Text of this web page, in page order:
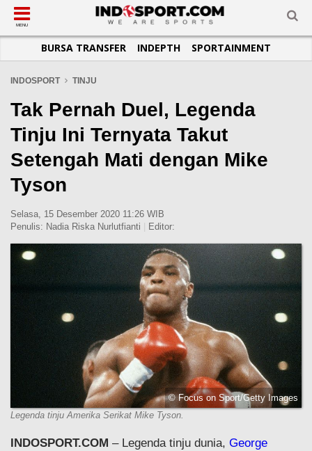
SUB-MENU
SEPAKBOLA
LIGA INGGRIS
LIGA ITALIA
LIGA SPANYOL
LIGA CHAMPIONS
LIGA JERMAN
LIGA EUROPA
SUB-MENU
SPORTAINMENT
SUB-MENU
OTOMOTIF
OTOMANIA
SUB-MENU
BASKET
FUTSAL
OLIMPIK
E-SPORT
SUB-MENU
JADWAL
SUB-MENU
TOPIK HARI INI
INFOGRAFIS
GALERI FOTO
TEMPAT OLAHRAGA
PASUKAN SEHAT
KOMUNITAS SEHAT
MENU
BURSA TRANSFER INDEPTH SPORTAINMENT
INDOSPORT TINJU
Tak Pernah Duel, Legenda
Tinju Ini Ternyata Takut
Setengah Mati dengan Mike
Tyson
Selasa, 15 Desember 2020 11:26 WIB
Penulis: Nadia Riska Nurlutfianti Editor:
© Focus on Sport/Getty Images
Legenda tinju Amerika Serikat Mike Tyson.
INDOSPORT.COM – Legenda tinju dunia, George